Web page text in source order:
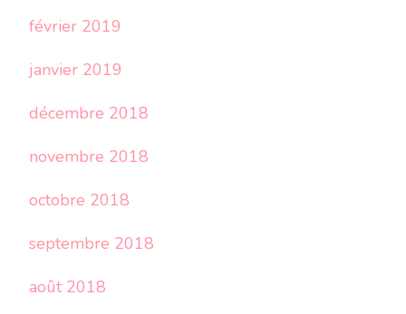
février 2019
janvier 2019
décembre 2018
novembre 2018
octobre 2018
septembre 2018
août 2018